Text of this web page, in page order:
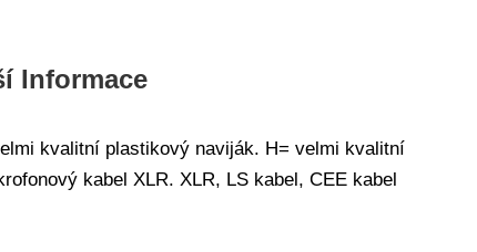
Informace
kvalitní plastikový naviják. H= velmi kvalitní
kabel XLR. XLR, LS kabel, CEE kabel